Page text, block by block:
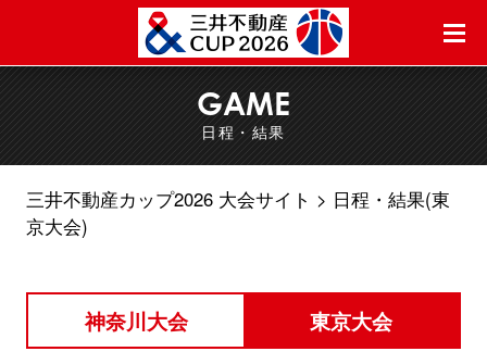
GAME
日程・結果
三井不動産カップ2026 大会サイト
日程・結果(東
京大会)
神奈川大会 東京大会